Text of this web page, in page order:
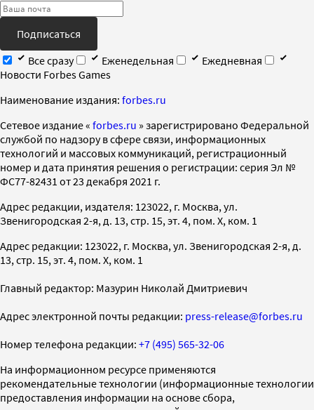
Подписаться
Все сразу
Еженедельная
Ежедневная
Новости Forbes Games
Наименование издания: forbes.ru
Cетевое издание « forbes.ru » зарегистрировано Федеральной
службой по надзору в сфере связи, информационных
технологий и массовых коммуникаций, регистрационный
номер и дата принятия решения о регистрации: серия Эл №
ФС77-82431 от 23 декабря 2021 г.
Адрес редакции, издателя: 123022, г. Москва, ул.
Звенигородская 2-я, д. 13, стр. 15, эт. 4, пом. X, ком. 1
Адрес редакции: 123022, г. Москва, ул. Звенигородская 2-я, д.
13, стр. 15, эт. 4, пом. X, ком. 1
Главный редактор: Мазурин Николай Дмитриевич
Адрес электронной почты редакции: press-release@forbes.ru
Номер телефона редакции: +7 (495) 565-32-06
На информационном ресурсе применяются
рекомендательные технологии (информационные технологии
предоставления информации на основе сбора,